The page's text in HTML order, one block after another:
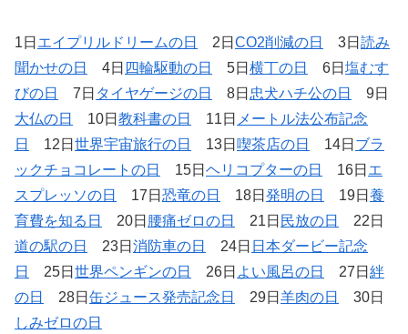
1日 エイプリルドリームの日 2日 CO2削減の日 3日 読み
聞かせの日
4日 四輪駆動の日 5日 横丁の日 6日 塩むす
びの日
7日 タイヤゲージの日 8日 忠犬ハチ公の日
9日
大仏の日
10日 教科書の日 11日 メートル法公布記念
日
12日 世界宇宙旅行の日 13日 喫茶店の日 14日 ブラ
ックチョコレートの日
15日 ヘリコプターの日 16日 エ
スプレッソの日
17日 恐竜の日 18日 発明の日 19日 養
育費を知る日
20日 腰痛ゼロの日 21日 民放の日
22日
道の駅の日
23日 消防車の日 24日 日本ダービー記念
日
25日 世界ペンギンの日 26日 よい風呂の日 27日 絆
の日
28日 缶ジュース発売記念日 29日 羊肉の日
30日
しみゼロの日